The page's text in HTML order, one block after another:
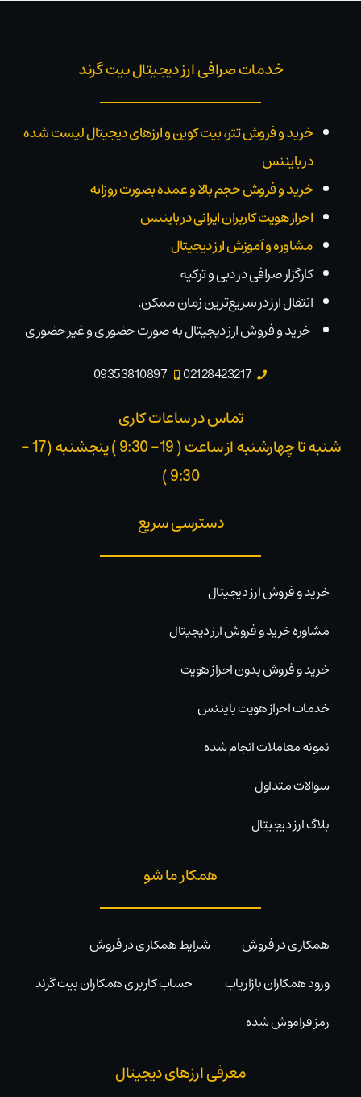
خدمات صرافی ارز دیجیتال بیت گرند
خرید و فروش تتر، بیت کوین و ارزهای دیجیتال لیست شده
در بایننس
خرید و فروش حجم بالا و عمده بصورت روزانه
احراز هویت کاربران ایرانی در بایننس
مشاوره و آموزش ارز دیجیتال
کارگزار صرافی در دبی و ترکیه
انتقال ارز در سریع‌ترین زمان ممکن.
خرید و فروش ارز دیجیتال به صورت حضوری و غیر حضوری
02128423217
09353810897
تماس در ساعات کاری
شنبه تا چهارشنبه از ساعت ( 19- 9:30 ) پنجشنبه (17 -
9:30 )​
دسترسی سریع
خرید و فروش ارز دیجیتال
مشاوره خرید و فروش ارز دیجیتال
خرید و فروش بدون احراز هویت
خدمات احراز هویت بایننس
نمونه معاملات انجام شده
سوالات متداول
بلاگ ارز دیجیتال
همکار ما شو
همکاری در فروش
شرایط همکاری در فروش
ورود همکاران بازاریاب
حساب کاربری همکاران بیت گرند
رمز فراموش شده
معرفی ارزهای دیجیتال